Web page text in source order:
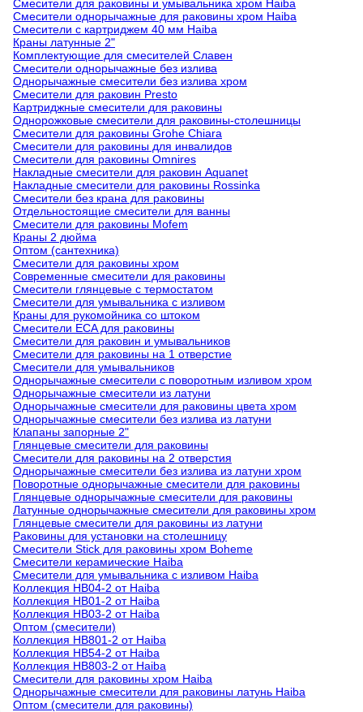
Смесители для раковины и умывальника хром Haiba
Смесители однорычажные для раковины хром Haiba
Смесители с картриджем 40 мм Haiba
Краны латунные 2"
Комплектующие для смесителей Славен
Смесители однорычажные без излива
Однорычажные смесители без излива хром
Смесители для раковин Presto
Картриджные смесители для раковины
Однорожковые смесители для раковины-столешницы
Смесители для раковины Grohe Chiara
Смесители для раковины для инвалидов
Смесители для раковины Omnires
Накладные смесители для раковин Aquanet
Накладные смесители для раковины Rossinka
Смесители без крана для раковины
Отдельностоящие смесители для ванны
Смесители для раковины Mofem
Краны 2 дюйма
Оптом (сантехника)
Смесители для раковины хром
Современные смесители для раковины
Смесители глянцевые с термостатом
Смесители для умывальника с изливом
Краны для рукомойника со штоком
Смесители ECA для раковины
Смесители для раковин и умывальников
Смесители для раковины на 1 отверстие
Смесители для умывальников
Однорычажные смесители с поворотным изливом хром
Однорычажные смесители из латуни
Однорычажные смесители для раковины цвета хром
Однорычажные смесители без излива из латуни
Клапаны запорные 2"
Глянцевые смесители для раковины
Смесители для раковины на 2 отверстия
Однорычажные смесители без излива из латуни хром
Поворотные однорычажные смесители для раковины
Глянцевые однорычажные смесители для раковины
Латунные однорычажные смесители для раковины хром
Глянцевые смесители для раковины из латуни
Раковины для установки на столешницу
Смесители Stick для раковины хром Boheme
Смесители керамические Haiba
Смесители для умывальника с изливом Haiba
Коллекция HB04-2 от Haiba
Коллекция HB01-2 от Haiba
Коллекция HB03-2 от Haiba
Оптом (смесители)
Коллекция HB801-2 от Haiba
Коллекция HB54-2 от Haiba
Коллекция HB803-2 от Haiba
Смесители для раковины хром Haiba
Однорычажные смесители для раковины латунь Haiba
Оптом (смесители для раковины)